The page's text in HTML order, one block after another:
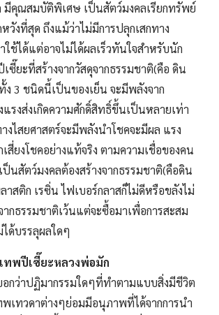
มีคุณสมบัติพิเศษ เป็นสัตว์มงคลเรียกทรัพย์
วังที่สุด ถึงแม้ว่าไม่มีการปลุกเสกทาง
ใช้ได้แต่อาจไม่ได้ผลเร็วทันใจสำหรับนัก
เซี๊ยะที่สร้างจากวัสดุจากธรรมชาติ(คือ ดิน
3 ชนิดนี้เป็นของเย็น จะมีพลังจาก
แรงส่งเกิดความศักดิ์สิทธิ์ขึ้นเป็นหลายเท่า
งไสยศาสตร์จะมีพลังนำโชคจะมีผล แรง
สี่ยงโชคอย่างแท้จริง ตามความเชื่อของคน
นสัตว์มงคลต้องสร้างจากธรรมชาติ(คือดิน
สติก เรซิ่น ไฟเบอร์กลาสก็ไม่ดีหรือขลังไม่
ากธรรมชาติเว้นแต่จะซื้อมาเพื่อการสะสม
ด้บรรลุผลใดๆ
ทพปีเซี๊ยะหลวงพ่อมัก
กว่าปฏิมากรรมใดๆที่ทำตามแบบสิ่งมีชีวิต
พเทวดาต่างๆย่อมมีอนุภาพที่ได้จากการนำ